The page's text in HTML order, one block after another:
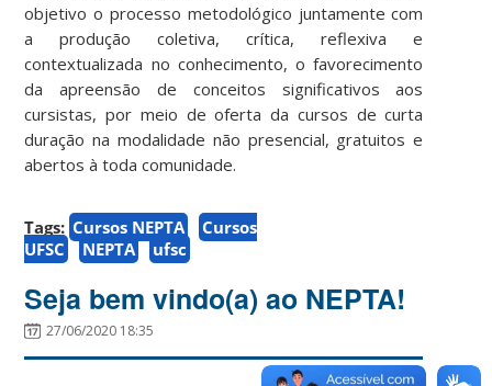
objetivo o processo metodológico juntamente com
a produção coletiva, crítica, reflexiva e
contextualizada no conhecimento, o favorecimento
da apreensão de conceitos significativos aos
cursistas, por meio de oferta da cursos de curta
duração na modalidade não presencial, gratuitos e
abertos à toda comunidade.
Tags: Cursos NEPTA
Cursos
UFSC
NEPTA ufsc
Seja bem vindo(a) ao NEPTA!
27/06/2020 18:35